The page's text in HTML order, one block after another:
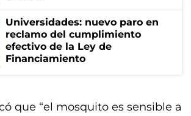
Universidades: nuevo paro en
reclamo del cumplimiento
efectivo de la Ley de
Financiamiento
que “el mosquito es sensible a